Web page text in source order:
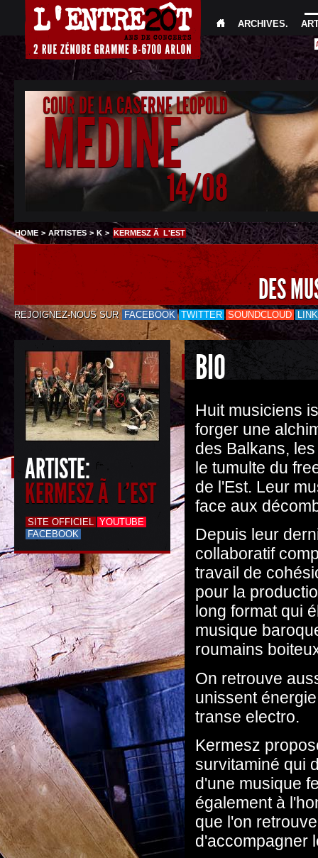
ARCHIVES.
COUR DE LA CASERNE LEOPOLD
MEDINE
14/08
HOME > ARTISTES > K > KERMESZ Ã L'EST
DES
REJOIGNEZ-NOUS SUR FACEBOOK TWITTER SOUNDCLOUD
ARTISTE:
KERMESZ Ã L'EST
SITE OFFICIEL YOUTUBE
FACEBOOK
BIO
Huit musiciens
forger une
des Balkans,
le tumulte du
de l'Est. Leur
face aux
Depuis leur
collaboratif
travail de
pour la
long format qui
musique
roumains
On retrouve
unissent
transe electro.
Kermesz
survitaminé qui
d'une musique
également à
que l'on
d'accompagner